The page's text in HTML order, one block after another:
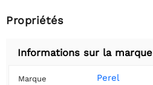
Propriétés
Informations sur la marque
Marque Perel